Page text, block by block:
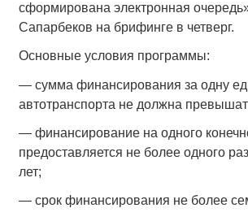
сформирована электронная
Сапарбеков на брифинге в четверг.
Основные условия программы:
— сумма финансирования за одну
автотранспорта не должна
— финансирование на одного
предоставляется не более одного
лет;
— срок финансирования не более